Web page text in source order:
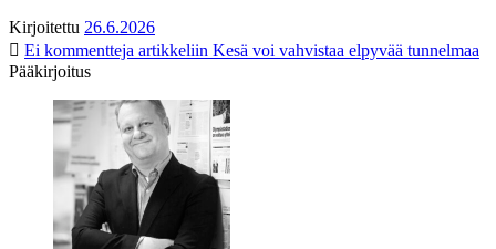
Kirjoitettu 26.6.2026
Ei kommentteja artikkeliin Kesä voi vahvistaa elpyvää tunnelmaa
Pääkirjoitus